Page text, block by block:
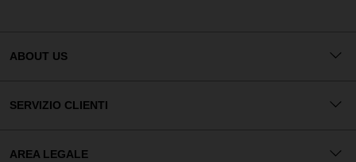
ABOUT US
SERVIZIO CLIENTI
AREA LEGALE